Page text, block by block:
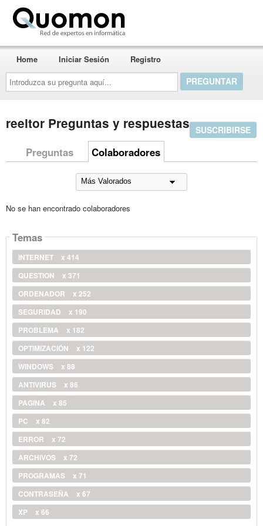
Introduzca
su
pregunta
aquí...
Home Iniciar Sesión Registro
reeltor Preguntas y respuestas SUSCRIBIRSE
Preguntas Colaboradores
No se han encontrado colaboradores
Temas
INTERNET
x 414
QUESTION
x 371
ORDENADOR
x 252
SEGURIDAD
x 190
PROBLEMA
x 182
OPTIMIZACIÓN
x 122
WINDOWS
x 88
ANTIVIRUS
x 86
PAGINA
x 85
PC
x 82
ERROR
x 72
ARCHIVOS
x 72
PROGRAMAS
x 71
CONTRASEÑA
x 67
XP
x 66